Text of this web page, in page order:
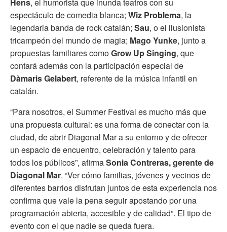
espectáculo de comedia blanca; Wiz Problema, la
legendaria banda de rock catalán; Sau, o el ilusionista
tricampeón del mundo de magia; Mago Yunke, junto a
propuestas familiares comoGrow Up Singing, que
contará además con la participación especial de
Dàmaris Gelabert, referente de la música infantil en
catalán.
“Para nosotros, el Summer Festival es mucho más que
una propuesta cultural: es una forma de conectar con la
ciudad, de abrir Diagonal Mar a su entorno y de ofrecer
un espacio de encuentro, celebración y talento para
todos los públicos”, afirmaSonia Contreras, gerente de
Diagonal Mar. “Ver cómo familias, jóvenes y vecinos de
diferentes barrios disfrutan juntos de esta experiencia nos
confirma que vale la pena seguir apostando por una
programación abierta, accesible y de calidad”. El tipo de
evento con el que nadie se queda fuera.